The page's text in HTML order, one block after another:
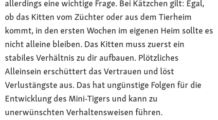
allerdings eine wichtige Frage. Bei Kätzchen gilt: Egal,
ob das Kitten vom Züchter oder aus dem Tierheim
kommt, in den ersten Wochen im eigenen Heim sollte es
nicht alleine bleiben. Das Kitten muss zuerst ein
stabiles Verhältnis zu dir aufbauen. Plötzliches
Alleinsein erschüttert das Vertrauen und löst
Verlustängste aus. Das hat ungünstige Folgen für die
Entwicklung des Mini-Tigers und kann zu
unerwünschten Verhaltensweisen führen.